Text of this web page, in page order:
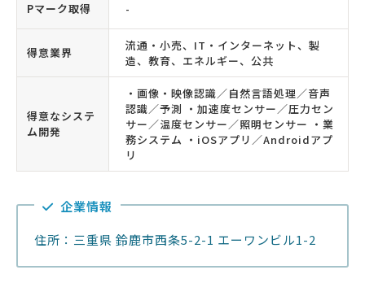
Pマーク取得 -
得意業界
流通・小売、IT・インターネット、製
造、教育、エネルギー、公共
得意なシステ
ム開発
・画像・映像認識／自然言語処理／音声
認識／予測 ・加速度センサー／圧力セン
サー／温度センサー／照明センサー ・業
務システム ・iOSアプリ／Androidアプ
リ
企業情報
住所：三重県 鈴鹿市西条5-2-1 エーワンビル1-2